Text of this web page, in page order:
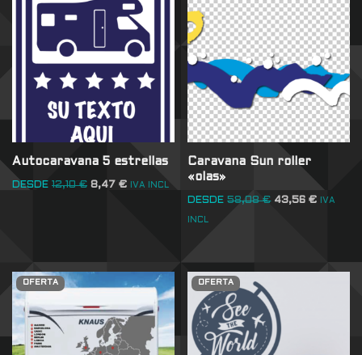
Autocaravana 5 estrellas
DESDE 12,10€ 8,47 € IVA INCL
Caravana Sun roller
«olas»
DESDE 58,08€ 43,56€ IVA
INCL
OFERTA OFERTA